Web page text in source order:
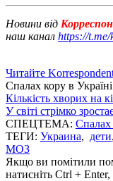
Новини від
наш канал https://t.me/
Читайте
Спалах кору в Україні
Кількість хворих на
У світі стрімко
СПЕЦТЕМА: Спалах
ТЕГИ: Украина, дети
МОЗ
Якщо ви помітили
натисніть Ctrl +